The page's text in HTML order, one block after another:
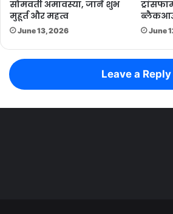
सोमवती अमावस्या, जानें शुभ
मुहूर्त और महत्व
June 13, 2026 June
Leave a Reply